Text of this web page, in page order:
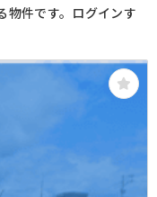
物件です。ログインす